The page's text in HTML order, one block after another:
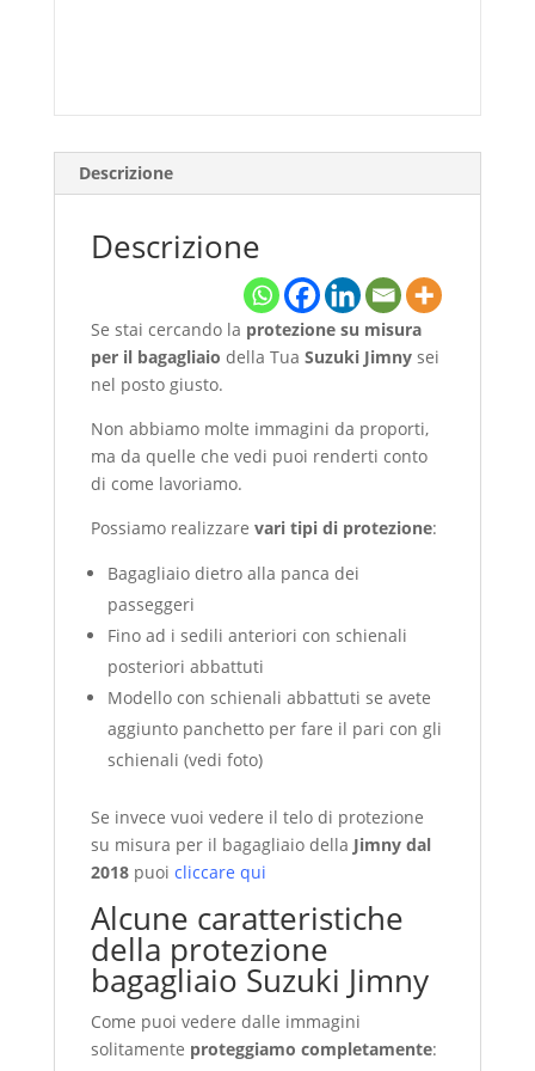
Descrizione
Descrizione
Se stai cercando la protezione su misura
per il bagagliaio della Tua Suzuki Jimnysei
nel posto giusto.
Non abbiamo molte immagini da proporti,
ma da quelle che vedi puoi renderti conto
di come lavoriamo.
Possiamo realizzare vari tipi di protezione:
Bagagliaio dietro alla panca dei
passeggeri
Fino ad i sedili anteriori con schienali
posteriori abbattuti
Modello con schienali abbattuti se avete
aggiunto panchetto per fare il pari con gli
schienali (vedi foto)
Se invece vuoi vedere il telo di protezione
su misura per il bagagliaio della Jimny dal
2018puoi cliccare qui
Alcune caratteristiche
della protezione
bagagliaio Suzuki Jimny
Come puoi vedere dalle immagini
solitamente proteggiamo completamente: